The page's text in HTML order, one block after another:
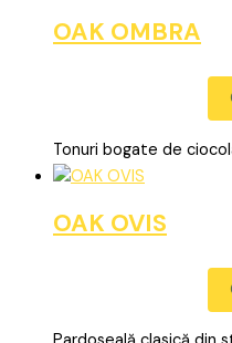
OAK OMBRA
Tonuri bogate de
OAK OVIS